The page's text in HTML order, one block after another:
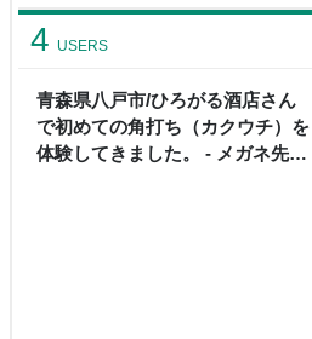
青森県八戸市/ひろがる酒店さん
で初めての角打ち（カクウチ）を
体験してきました。 - メガネ先生
4 USERS